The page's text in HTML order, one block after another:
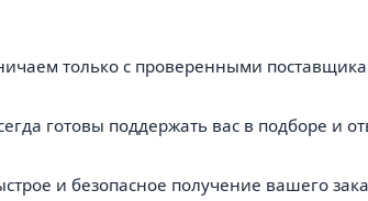
только с проверенными
готовы поддержать вас в подборе и
и безопасное получение вашего